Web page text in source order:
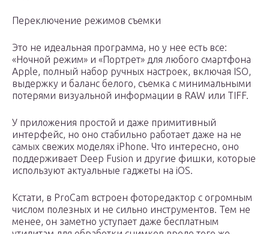
Переключение режимов съемки
Это не идеальная программа, но у нее есть все:
«Ночной режим» и «Портрет» для любого смартфона
Apple, полный набор ручных настроек, включая ISO,
выдержку и баланс белого, съемка с минимальными
потерями визуальной информации в RAW или TIFF.
У приложения простой и даже примитивный
интерфейс, но оно стабильно работает даже на не
самых свежих моделях iPhone. Что интересно, оно
поддерживает Deep Fusion и другие фишки, которые
используют актуальные гаджеты на iOS.
Кстати, в ProCam встроен фоторедактор с огромным
числом полезных и не сильно инструментов. Тем не
менее, он заметно уступает даже бесплатным